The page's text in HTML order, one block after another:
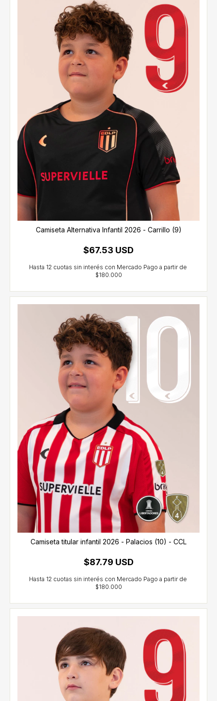
Camiseta Alternativa Infantil 2026 - Carrillo (9)
$67.53 USD
Camiseta titular infantil 2026 - Palacios (10) - CCL
$87.79 USD